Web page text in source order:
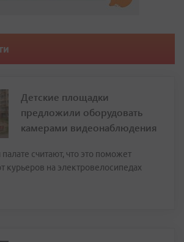
Детские площадки
предложили оборудовать
камерами видеонаблюдения
считают, что это поможет
курьеров на электровелосипедах